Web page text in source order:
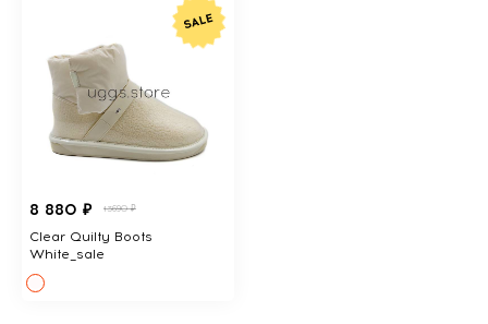
8 880 ₽ 13690 ₽
Clear Quilty Boots
White_sale